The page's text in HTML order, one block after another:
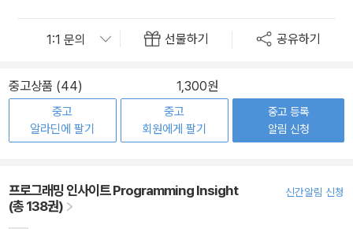
선물하기 공유하기
중고상품 (44) 1,300원
중고
알라딘에 팔기
중고
회원에게 팔기
중고 등록
알림 신청
프로그래밍 인사이트 Programming Insight
(총 138권)
신간알림 신청